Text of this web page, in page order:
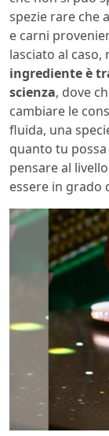
spezie rare che
e carni
lasciato al
ingrediente è
scienza, dove
cambiare le
fluida, una
quanto tu
pensare al
essere in grado